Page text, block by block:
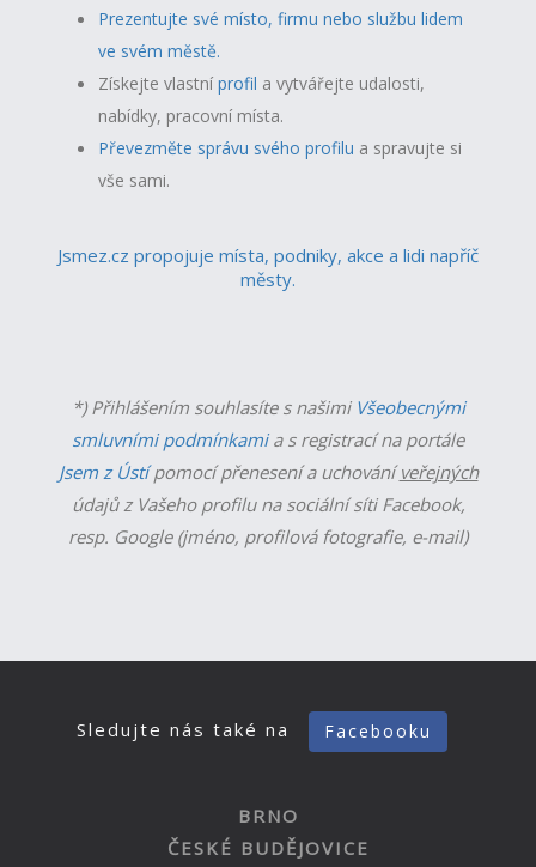
Prezentujte své místo, firmu nebo službu lidem
ve svém městě.
Získejte vlastníprofil a vytvářejte udalosti,
nabídky, pracovní místa.
Převezměte správu svého profilu a spravujte si
vše sami.
Jsmez.cz propojuje místa, podniky, akce a lidi napříč
městy.
*) Přihlášením souhlasíte s našimi Všeobecnými
smluvními podmínkamia s registrací na portále
Jsem z Ústípomocí přenesení a uchováníveřejných
údajů z Vašeho profilu na sociální síti Facebook,
resp. Google (jméno, profilová fotografie, e-mail)
Sledujte nás také na Facebooku
BRNO
ČESKÉ BUDĚJOVICE